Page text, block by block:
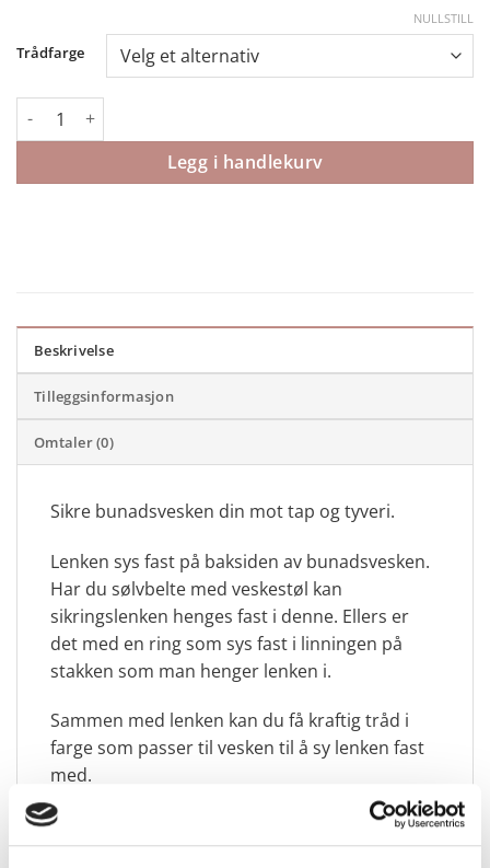
Trådfarge
NULLSTILL
Sikringslenke Oksidert sølv antall
Legg i handlekurv
Beskrivelse
Tilleggsinformasjon
Omtaler (0)
Sikre bunadsvesken din mot tap og tyveri.
Lenken sys fast på baksiden av bunadsvesken.
Har du sølvbelte med veskestøl kan
sikringslenken henges fast i denne. Ellers er
det med en ring som sys fast i linningen på
stakken som man henger lenken i.
Sammen med lenken kan du få kraftig tråd i
farge som passer til vesken til å sy lenken fast
med.